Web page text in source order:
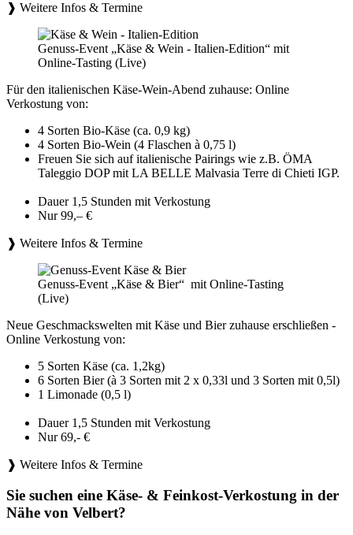
❱ Weitere Infos & Termine
Genuss-Event „Käse & Wein - Italien-Edition“ mit
Online-Tasting (Live)
Für den italienischen Käse-Wein-Abend zuhause: Online
Verkostung von:
4 Sorten Bio-Käse (ca. 0,9 kg)
4 Sorten Bio-Wein (4 Flaschen à 0,75 l)
Freuen Sie sich auf italienische Pairings wie z.B. ÖMA
Taleggio DOP mit LA BELLE Malvasia Terre di Chieti IGP.
Dauer 1,5 Stunden mit Verkostung
Nur 99,– €
❱ Weitere Infos & Termine
Genuss-Event „Käse & Bier“ mit Online-Tasting
(Live)
Neue Geschmackswelten mit Käse und Bier zuhause erschließen -
Online Verkostung von:
5 Sorten Käse (ca. 1,2kg)
6 Sorten Bier (à 3 Sorten mit 2 x 0,33l und 3 Sorten mit 0,5l)
1 Limonade (0,5 l)
Dauer 1,5 Stunden mit Verkostung
Nur 69,- €
❱ Weitere Infos & Termine
Sie suchen eine Käse- & Feinkost-Verkostung in der
Nähe von Velbert?